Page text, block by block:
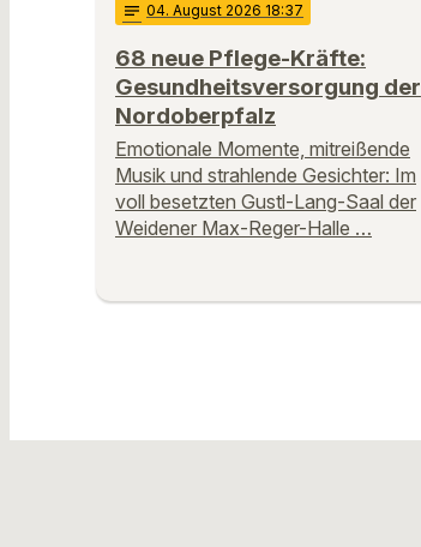
notes 04. August 2026 18:37
68 neue Pflege-Kräfte:
Gesundheitsversorgung der
Nordoberpfalz
Emotionale Momente, mitreißende
Musik und strahlende Gesichter: Im
voll besetzten Gustl-Lang-Saal der
Weidener Max-Reger-Halle …